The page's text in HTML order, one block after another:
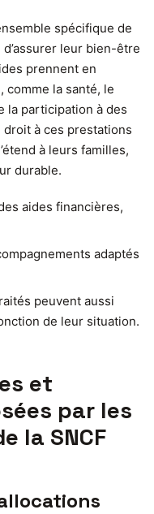
spécifique de
leur bien-être
prennent en
comme la santé, le
la participation à des
à ces prestations
à leurs familles,
durable.
aides financières,
adaptés
peuvent aussi
de leur situation.
et
par les
la SNCF